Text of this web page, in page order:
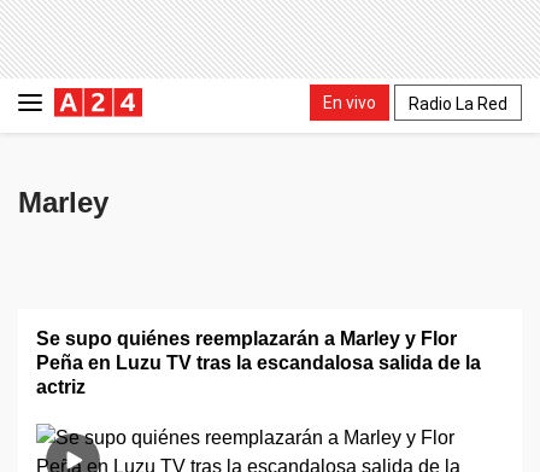
En vivo Radio La Red
Marley
Se supo quiénes reemplazarán a Marley y Flor
Peña en Luzu TV tras la escandalosa salida de la
actriz